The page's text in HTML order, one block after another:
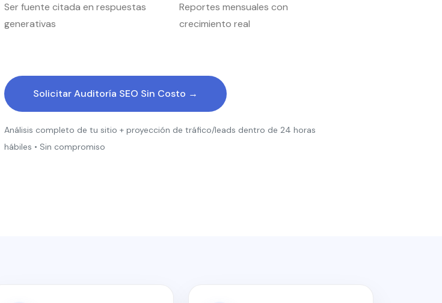
Ser fuente citada en respuestas
generativas
Reportes mensuales con
crecimiento real
Solicitar Auditoría SEO Sin Costo →
Análisis completo de tu sitio + proyección de tráfico/leads dentro de 24 horas
hábiles • Sin compromiso